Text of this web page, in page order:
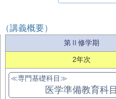
（講義概要）
第Ⅱ修学期
2年次
≪専門基礎科目≫
医学準備教育科目